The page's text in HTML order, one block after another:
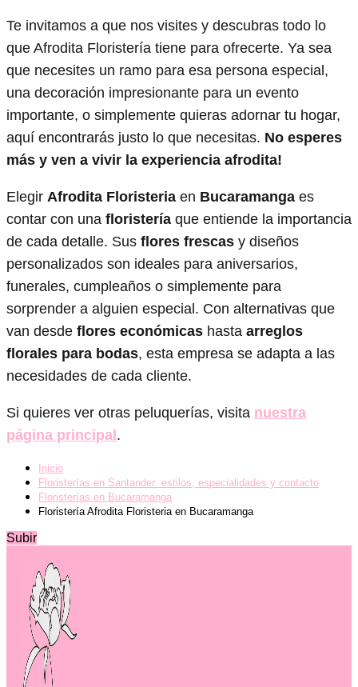
Te invitamos a que nos visites y descubras todo lo
que Afrodita Floristería tiene para ofrecerte. Ya sea
que necesites un ramo para esa persona especial,
una decoración impresionante para un evento
importante, o simplemente quieras adornar tu hogar,
aquí encontrarás justo lo que necesitas. No esperes
más y ven a vivir la experiencia afrodita!
Elegir Afrodita Floristeria en Bucaramanga es
contar con una floristería que entiende la importancia
de cada detalle. Sus flores frescas y diseños
personalizados son ideales para aniversarios,
funerales, cumpleaños o simplemente para
sorprender a alguien especial. Con alternativas que
van desde flores económicas hasta arreglos
florales para bodas, esta empresa se adapta a las
necesidades de cada cliente.
Si quieres ver otras peluquerías, visita nuestra
página principal.
Inicio
Floristerías en Santander: estilos, especialidades y contacto
Floristerías en Bucaramanga
Floristería Afrodita Floristeria en Bucaramanga
Subir